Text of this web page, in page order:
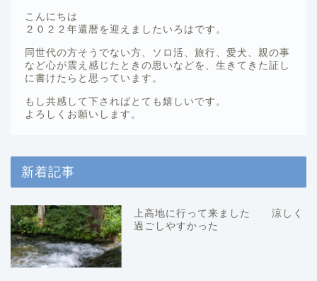
こんにちは
２０２２年還暦を迎えましたいろはです。
同世代の方そうでない方、ソロ活、旅行、愛犬、親の事
など心が震え感じたときの思いなどを、生きてきた証し
に書けたらと思っています。
もし共感して下さればとても嬉しいです。
よろしくお願いします。
新着記事
上高地に行って来ました 涼しく
過ごしやすかった